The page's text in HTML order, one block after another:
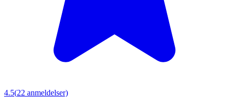
4.5(22 anmeldelser)